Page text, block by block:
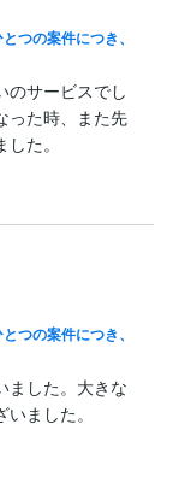
つの案件につき、
のサービスでし
った時、また先
た。
つの案件につき、
ました。大きな
ました。